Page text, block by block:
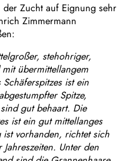
der Zucht auf Eignung sehr
Zimmermann
stehohriger,
übermittellangem
ist ein
Spitze,
gut behaart. Die
ist ein gut mittellanges
vorhanden, richtet sich
Unter den